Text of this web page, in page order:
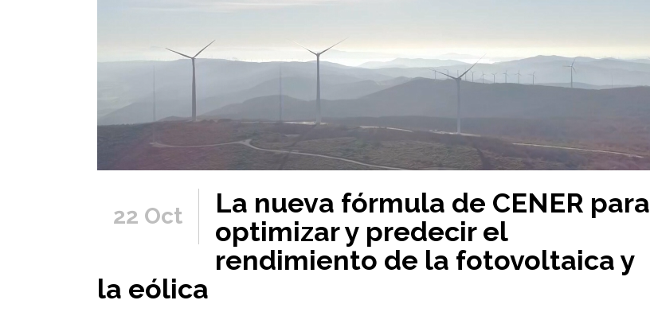
22 Oct
La nueva fórmula de CENER para
optimizar y predecir el
rendimiento de la fotovoltaica y
la eólica